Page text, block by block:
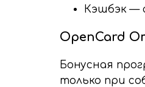
Кэшбэк —
OpenCard
Бонусная
только при